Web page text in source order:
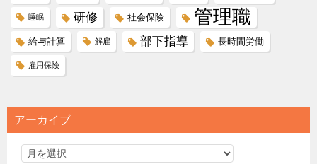
睡眠 研修 社会保険 管理職
給与計算 解雇 部下指導 長時間労働
雇用保険
アーカイブ